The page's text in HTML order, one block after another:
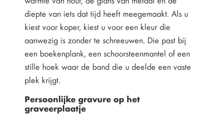
diepte van iets dat tijd heeft meegemaakt. Als u
kiest voor koper, kiest u voor een kleur die
aanwezig is zonder te schreeuwen. Die past bij
een boekenplank, een schoorsteenmantel of een
stille hoek waar de band die u deelde een vaste
plek krijgt.
Persoonlijke gravure op het
graveerplaatje